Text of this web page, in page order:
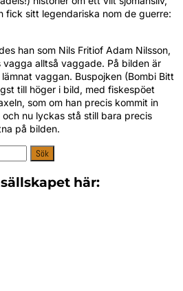
fick sitt legendariska nom de guerre:
han som Nils Fritiof Adam Nilsson,
vagga alltså vaggade. På bilden är
vaggan. Buspojken (Bombi Bitt
till höger i bild, med fiskespöet
som om han precis kommit in
nu lyckas stå still bara precis
på bilden.
här: